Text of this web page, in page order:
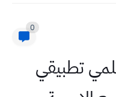
0
تطبيقي